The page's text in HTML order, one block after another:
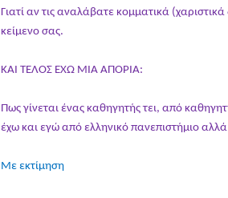
Γιατί αν τις αναλάβατε κομματικά
κείμενο σας.
ΚΑΙ ΤΕΛΟΣ ΕΧΩ ΜΙΑ ΑΠΟΡΙΑ:
Πως γίνεται ένας καθηγητής τει, από
έχω και εγώ από ελληνικό πανεπιστήμιο
Με εκτίμηση